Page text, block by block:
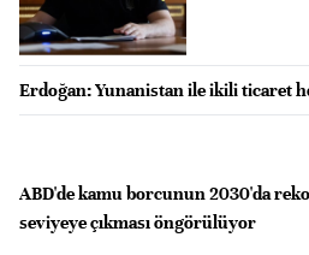
Erdoğan: Yunanistan ile ikili ticaret
ABD'de kamu borcunun 2030'da
seviyeye çıkması öngörülüyor